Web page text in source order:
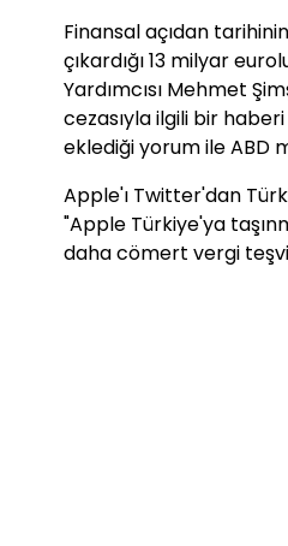
Finansal açıdan
çıkardığı 13 milyar
Yardımcısı Mehmet
cezasıyla ilgili bir
eklediği yorum ile ABD
Apple'ı Twitter'dan
"Apple Türkiye'ya
daha cömert vergi